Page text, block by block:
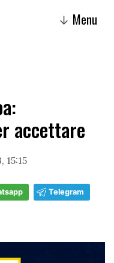
↓ Menu
accettare
15:15
Telegram